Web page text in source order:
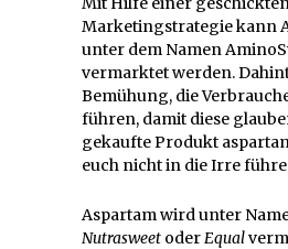
Marketingstrategie kann
unter dem Namen
vermarktet werden.
Bemühung, die
führen, damit diese
gekaufte Produkt
euch nicht in die Irre
Aspartam wird unter
Nutrasweet oderEqual